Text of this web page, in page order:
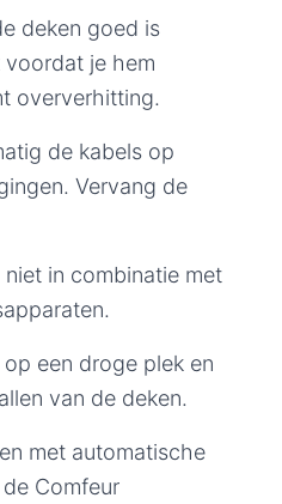
deken goed is
je hem
oververhitting.
de kabels op
Vervang de
in combinatie met
een droge plek en
van de deken.
met automatische
Comfeur